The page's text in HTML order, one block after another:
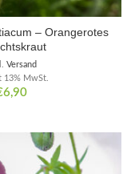
– Orangerotes
6,90
13% MwSt.
Versand